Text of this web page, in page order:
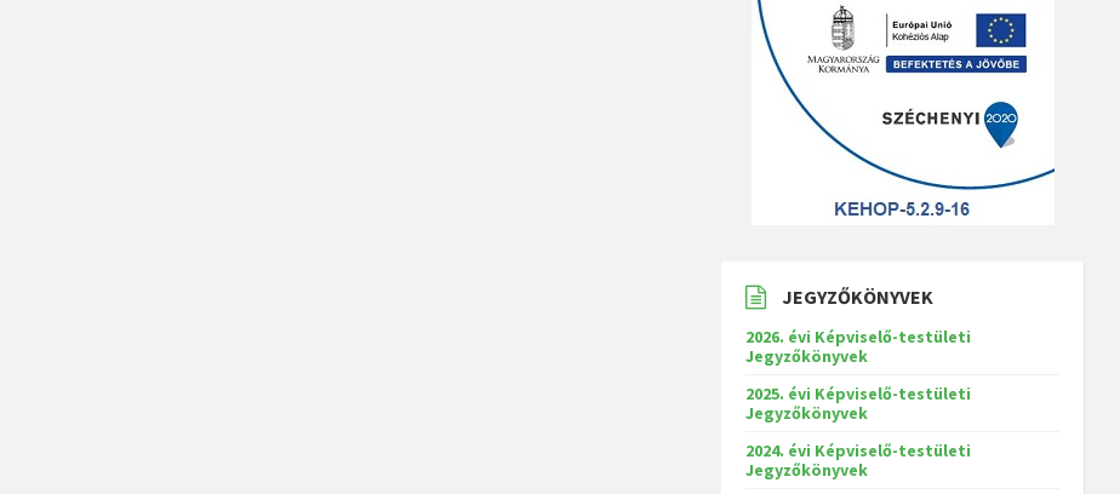
JEGYZŐKÖNYVEK
2026. évi Képviselő-testületi
Jegyzőkönyvek
2025. évi Képviselő-testületi
Jegyzőkönyvek
2024. évi Képviselő-testületi
Jegyzőkönyvek